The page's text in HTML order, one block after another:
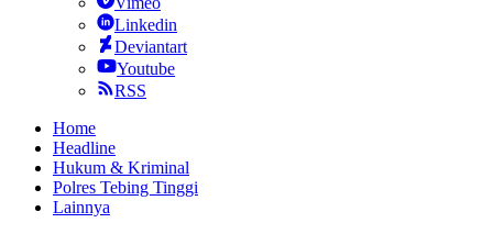
Linkedin
Deviantart
Youtube
RSS
Home
Headline
Hukum & Kriminal
Polres Tebing Tinggi
Lainnya